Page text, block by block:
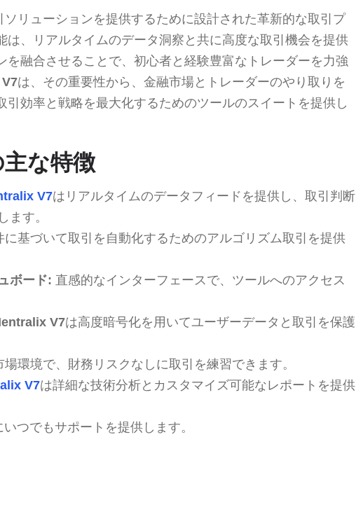
ソリューションを提供するために設計された革新的な取引プ
は、リアルタイムのデータ洞察と共に高度な取引機会を提供
を融合させることで、初心者と経験豊富なトレーダーを力強
は、その重要性から、金融市場とトレーダーのやり取りを
効率と戦略を最大化するためのツールのスイートを提供し
な特徴
V7はリアルタイムのデータフィードを提供し、取引判断
ます。
に基づいて取引を自動化するためのアルゴリズム取引を提供
ボード: 直感的なインターフェースで、ツールへのアクセス
V7は高度暗号化を用いてユーザーデータと取引を保護
環境で、財務リスクなしに取引を練習できます。
V7は詳細な技術分析とカスタマイズ可能なレポートを提供
つでもサポートを提供します。